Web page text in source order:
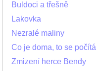
Buldoci a třešně
Lakovka
Nezralé maliny
Co je doma, to se
Zmizení herce Bendy